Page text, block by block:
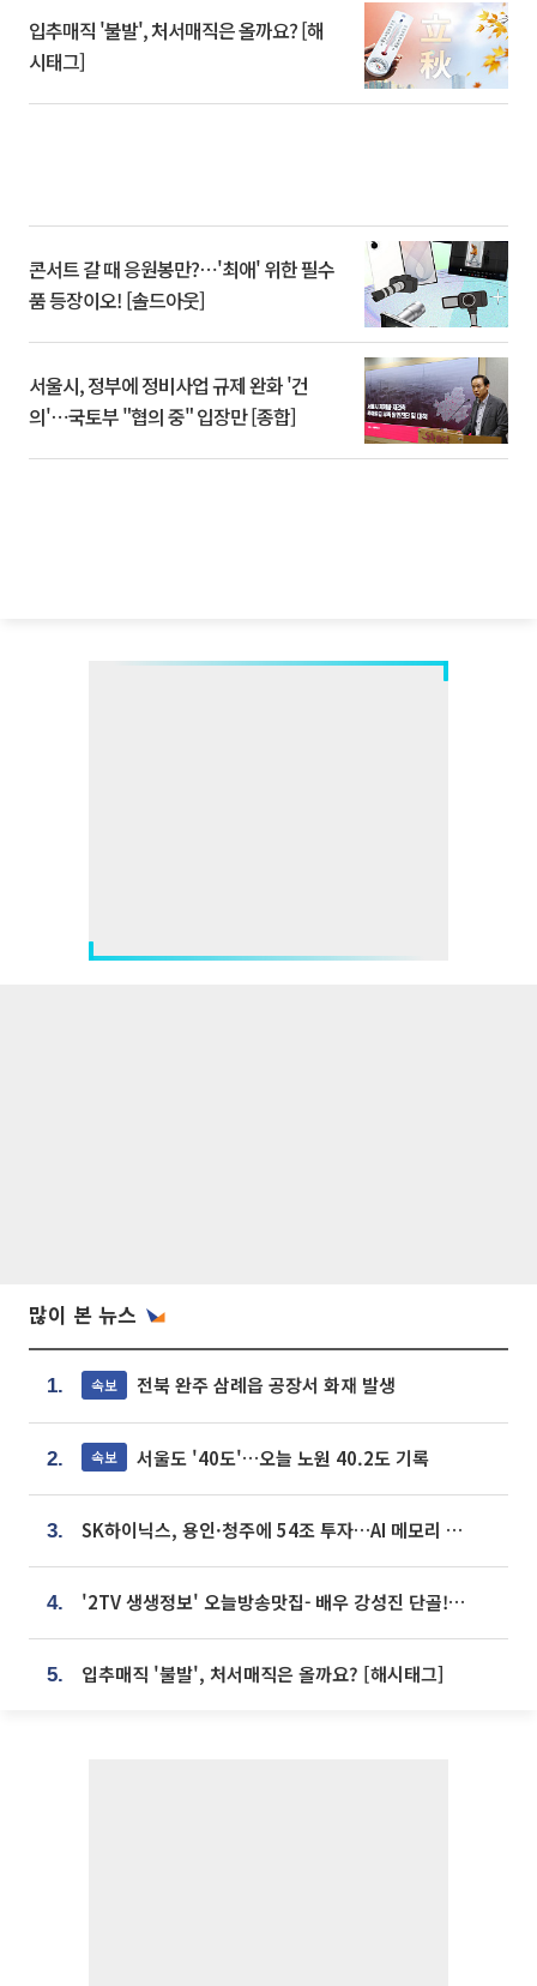
입추매직 '불발', 처서매직은 올까요? [해
시태그]
콘서트 갈 때 응원봉만?⋯'최애' 위한 필수
품 등장이오! [솔드아웃]
서울시, 정부에 정비사업 규제 완화 '건
의'⋯국토부 "협의 중" 입장만 [종합]
많이 본 뉴스
1. 속보 전북 완주 삼례읍 공장서 화재 발생
2. 속보 서울도 '40도'…오늘 노원 40.2도 기록
3. SK하이닉스, 용인·청주에 54조 투자…AI 메모리 생산기지 키운다
4. '2TV 생생정보' 오늘방송맛집- 배우 강성진 단골! 쌀국수ㆍ푸팟퐁 커리 맛집 '블○○○'
5. 입추매직 '불발', 처서매직은 올까요? [해시태그]